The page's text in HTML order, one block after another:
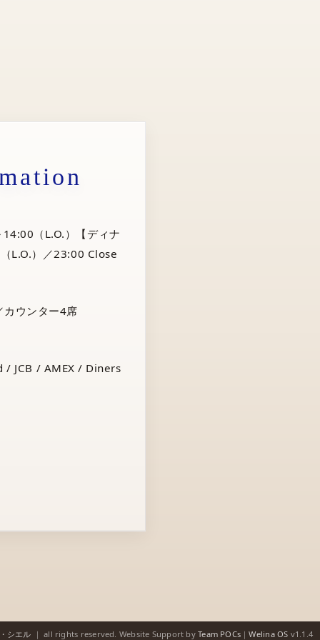
（L.O.）【ディナ
L.O.）／23:00 Close
ウンター4席
/ JCB / AMEX / Diners
シエル ｜ all rights reserved. Website Support byTeam POCs ｜Welina OS v1.1.4